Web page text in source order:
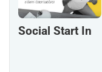
Social Start In